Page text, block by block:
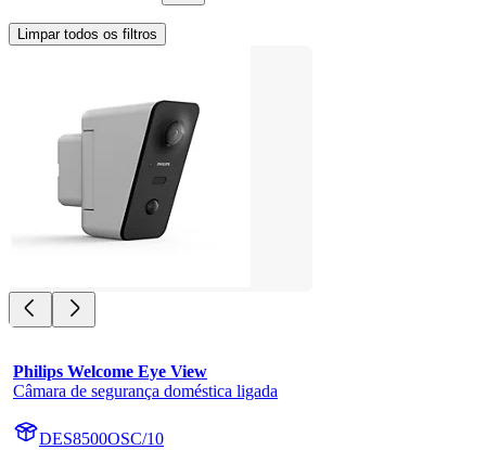
Limpar todos os filtros
Philips Welcome Eye View
Câmara de segurança doméstica ligada
DES8500OSC/10